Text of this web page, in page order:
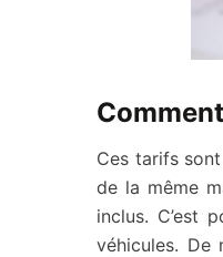
Ces tarifs
de la même
inclus. C’est
véhicules. De